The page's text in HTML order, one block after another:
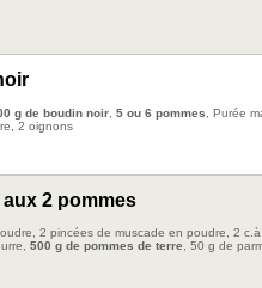
g de boudin noir 5 ou 6 pommes , Purée
2 oignons
2 pommes
2 pincées de muscade en poudre, 2
500 g de pommes de terre, 50 g de